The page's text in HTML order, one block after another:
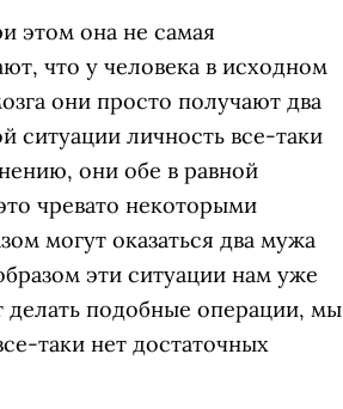
этом она не самая
что у человека в исходном
они просто получают два
ситуации личность все-таки
они обе в равной
чревато некоторыми
могут оказаться два мужа
эти ситуации нам уже
делать подобные операции, мы
таки нет достаточных